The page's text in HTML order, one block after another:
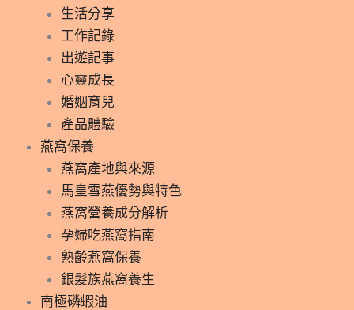
生活分享
工作記錄
出遊記事
心靈成長
婚姻育兒
產品體驗
燕窩保養
燕窩產地與來源
馬皇雪燕優勢與特色
燕窩營養成分解析
孕婦吃燕窩指南
熟齡燕窩保養
銀髮族燕窩養生
南極磷蝦油